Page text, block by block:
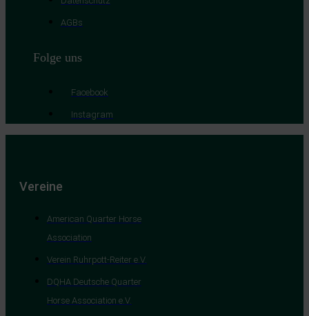
AGBs
Folge uns
Facebook
Instagram
Vereine
American Quarter Horse
Association
Verein Ruhrpott-Reiter e.V.
DQHA Deutsche Quarter
Horse Association e.V.